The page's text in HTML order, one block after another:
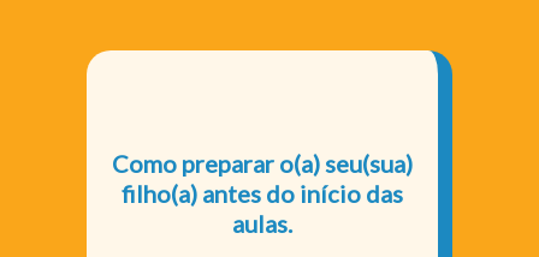
Como preparar o(a) seu(sua)
filho(a) antes do início das
aulas.